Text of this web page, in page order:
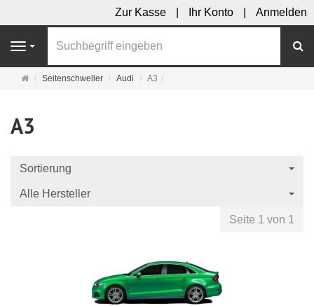
Zur Kasse Ihr Konto Anmelden
Navigation
Startseite
Seitenschweller Audi A3
A3
Sortierung
Alle Hersteller
Seite 1 von 1